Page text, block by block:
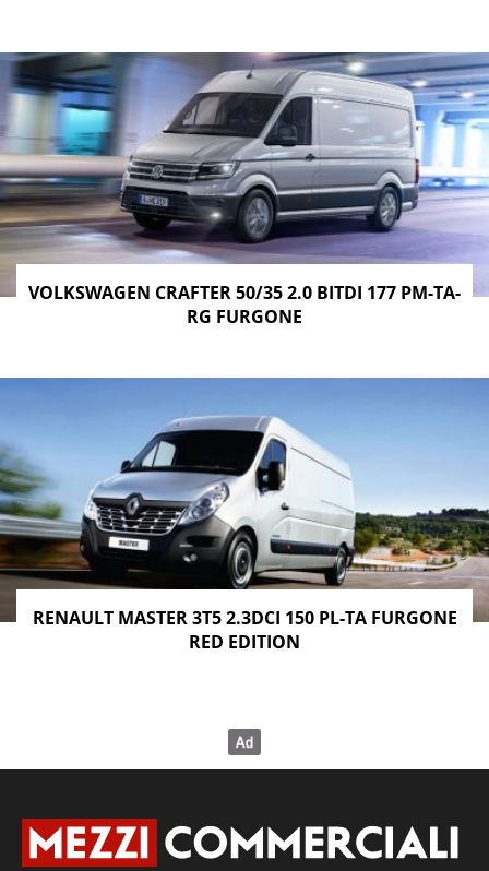
VOLKSWAGEN CRAFTER 50/35 2.0 BITDI 177 PM-TA-
RG FURGONE
RENAULT MASTER 3T5 2.3DCI 150 PL-TA FURGONE
RED EDITION